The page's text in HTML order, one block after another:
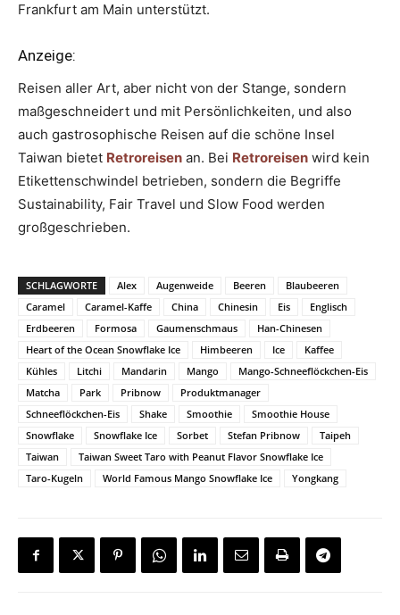
Frankfurt am Main unterstützt.
Anzeige:
Reisen aller Art, aber nicht von der Stange, sondern
maßgeschneidert und mit Persönlichkeiten, und also
auch gastrosophische Reisen auf die schöne Insel
Taiwan bietet Retroreisen an. Bei Retroreisen wird kein
Etikettenschwindel betrieben, sondern die Begriffe
Sustainability, Fair Travel und Slow Food werden
großgeschrieben.
SCHLAGWORTE Alex Augenweide Beeren
Blaubeeren
Caramel
Caramel-Kaffe China Chinesin Eis
Englisch
Erdbeeren
Formosa Gaumenschmaus
Han-Chinesen
Heart of the Ocean Snowflake Ice
Himbeeren Ice
Kaffee
Kühles
Litchi Mandarin Mango
Mango-Schneeflöckchen-Eis
Matcha
Park Pribnow
Produktmanager
Schneeflöckchen-Eis
Shake Smoothie
Smoothie House
Snowflake
Snowflake Ice Sorbet Stefan Pribnow
Taipeh
Taiwan
Taiwan Sweet Taro with Peanut Flavor Snowflake Ice
Taro-Kugeln
World Famous Mango Snowflake Ice Yongkang